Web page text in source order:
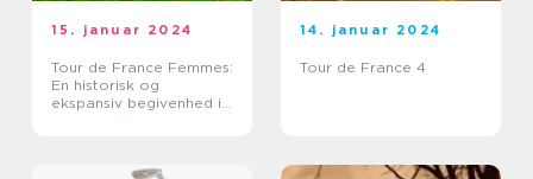
15. januar 2024
Tour de France Femmes:
En historisk og
ekspansiv begivenhed i
14. januar 2024
Tour de France 4